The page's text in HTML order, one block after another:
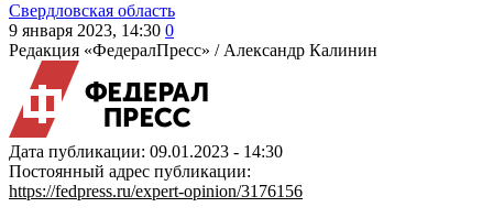
Свердловская область
9 января 2023, 14:30 0
Редакция «ФедералПресс» / Александр Калинин
Дата публикации: 09.01.2023 - 14:30
Постоянный адрес публикации:
https://fedpress.ru/expert-opinion/3176156